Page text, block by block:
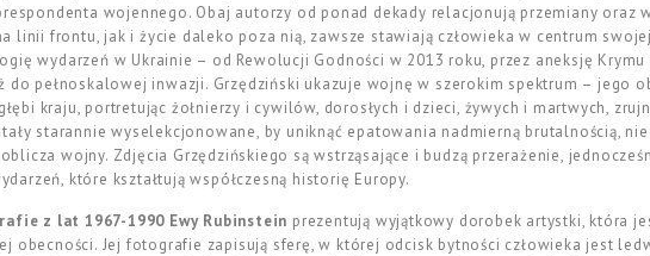
wojennego. Obaj autorzy od ponad dekady relacjonują przemiany oraz
linii frontu, jak i życie daleko poza nią, zawsze stawiają człowieka w centrum
wydarzeń w Ukrainie – od Rewolucji Godności w 2013 roku, przez aneksję
do pełnoskalowej inwazji. Grzędziński ukazuje wojnę w szerokim spektrum – jego
kraju, portretując żołnierzy i cywilów, dorosłych i dzieci, żywych i martwych,
starannie wyselekcjonowane, by uniknąć epatowania nadmierną brutalnością,
wojny. Zdjęcia Grzędzińskiego są wstrząsające i budzą przerażenie,
które kształtują współczesną historię Europy.
z lat 1967-1990 Ewy Rubinstein prezentują wyjątkowy dorobek artystki, która
obecności. Jej fotografie zapisują sferę, w której odcisk bytności człowieka jest